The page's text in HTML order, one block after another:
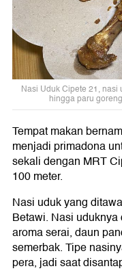
Nasi Uduk Cipete 21,
hingga paru
Tempat makan
menjadi primadona
sekali dengan MRT
100 meter.
Nasi uduk yang
Betawi. Nasi
aroma serai, daun
semerbak. Tipe
pera, jadi saat